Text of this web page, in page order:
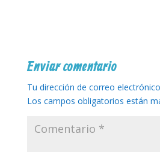
Enviar comentario
Tu dirección de correo
Los campos obligatorios están